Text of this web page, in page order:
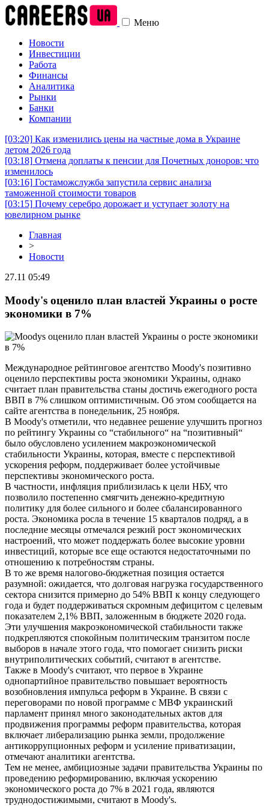
Меню
Новости
Инвестиции
Работа
Финансы
Аналитика
Рынки
Банки
Компании
[03:20] Как изменились цены на частные дома в Украине
летом 2026 года
[03:18] Отмена доплаты к пенсии для Почетных доноров: что
изменилось
[03:16] Гостаможслужба запустила сервис анализа
таможенной стоимости товаров
[03:15] Почему серебро дорожает и уступает золоту на
ювелирном рынке
Главная
>
Новости
27.11 05:49
Moody's оценило план властей Украины о росте
экономики в 7%
Международное рейтинговое агентство Moody's позитивно
оценило перспективы роста экономики Украины, однако
считает план правительства станы достичь ежегодного роста
ВВП в 7% слишком оптимистичным. Об этом сообщается на
сайте агентства в понедельник, 25 ноября.
В Moody's отметили, что недавнее решение улучшить прогноз
по рейтингу Украины со “стабильного“ на “позитивный“
было обусловлено усилением макроэкономической
стабильности Украины, которая, вместе с перспективой
ускорения реформ, поддерживает более устойчивые
перспективы экономического роста.
В частности, инфляция приблизилась к цели НБУ, что
позволило постепенно смягчить денежно-кредитную
политику для более сильного и более сбалансированного
роста. Экономика росла в течение 15 кварталов подряд, а в
последние месяцы отмечался резкий рост экономических
настроений, что может поддержать более высокие уровни
инвестиций, которые все еще остаются недостаточными по
отношению к потребностям страны.
В то же время налогово-бюджетная позиция остается
разумной: ожидается, что долговая нагрузка государственного
сектора снизится примерно до 54% ВВП к концу следующего
года и будет поддерживаться скромным дефицитом с целевым
показателем 2,1% ВВП, заложенным в бюджете 2020 года.
Эти улучшения макроэкономической стабильности также
подкрепляются спокойным политическим транзитом после
выборов в начале этого года, что помогает снизить риски
внутриполитических событий, считают в агентстве.
Также в Moody's считают, что первое в Украине
однопартийное правительство повышает вероятность
возобновления импульса реформ в Украине. В связи с
переговорами по новой программе с МВФ украинский
парламент принял много законодательных актов для
продвижения программы реформ правительства, которая
включает либерализацию рынка земли, продолжение
антикоррупционных реформ и усиление приватизации,
отмечают аналитики агентства.
Тем не менее, амбициозные задачи правительства Украины по
проведению реформированию, включая ускорению
экономического роста до 7% в 2021 года, являются
труднодостижимыми, считают в Moody's.